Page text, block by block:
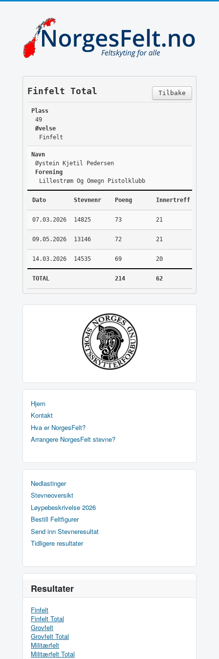
Tilbake
Finfelt Total
Plass
49
Øvelse
Finfelt
Navn
Øystein Kjetil Pedersen
Forening
Lillestrøm Og Omegn Pistolklubb
Dato Stevnenr Poeng Innertreff
07.03.2026 14825 73 21
09.05.2026 13146 72 21
14.03.2026 14535 69 20
TOTAL 214 62
Hjem
Kontakt
Hva er NorgesFelt?
Arrangere NorgesFelt stevne?
Nedlastinger
Stevneoversikt
Løypebeskrivelse 2026
Bestill Feltfigurer
Send inn Stevneresultat
Tidligere resultater
Resultater
Finfelt
Finfelt Total
Grovfelt
Grovfelt Total
Militærfelt
Militærfelt Total